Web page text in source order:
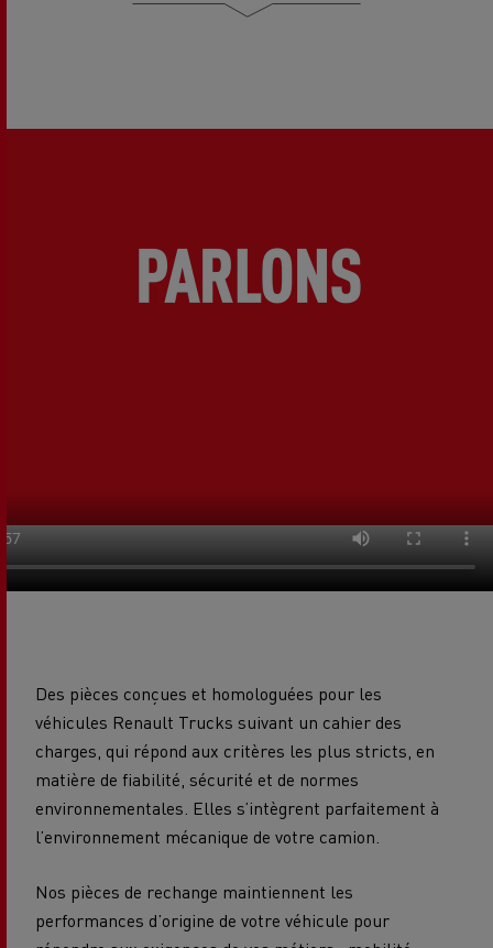
Des pièces conçues et homologuées pour les
véhicules Renault Trucks suivant un cahier des
charges, qui répond aux critères les plus stricts, en
matière de fiabilité, sécurité et de normes
environnementales. Elles s’intègrent parfaitement à
l’environnement mécanique de votre camion.
Nos pièces de rechange maintiennent les
performances d’origine de votre véhicule pour